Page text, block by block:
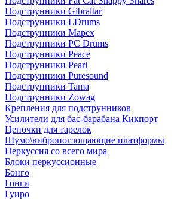
Подструнники Gibraltar
Подструнники LDrums
Подструнники Mapex
Подструнники PC Drums
Подструнники Peace
Подструнники Pearl
Подструнники Puresound
Подструнники Tama
Подструнники Zowag
Крепления для подструнников
Усилители для бас-барабана Кикпорт
Цепочки для тарелок
Шумо\вибропоглощающие платформы
Перкуссия со всего мира
Блоки перкуссионные
Бонго
Гонги
Гуиро